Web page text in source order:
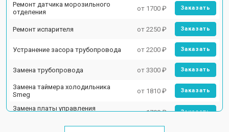
Ремонт датчика морозильного
отделения
от 1700 ₽ Заказать
Ремонт испарителя от 2250 ₽ Заказать
Устранение засора трубопровода от 2200 ₽ Заказать
Замена трубопровода от 3300 ₽ Заказать
Замена таймера холодильника
Smeg
от 1810 ₽ Заказать
Замена платы управления
от 1700 ₽ Заказать